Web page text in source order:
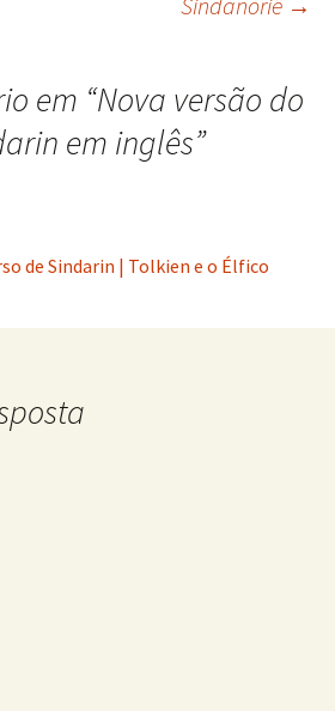
em “Nova versão do
em inglês”
de Sindarin | Tolkien e o Élfico